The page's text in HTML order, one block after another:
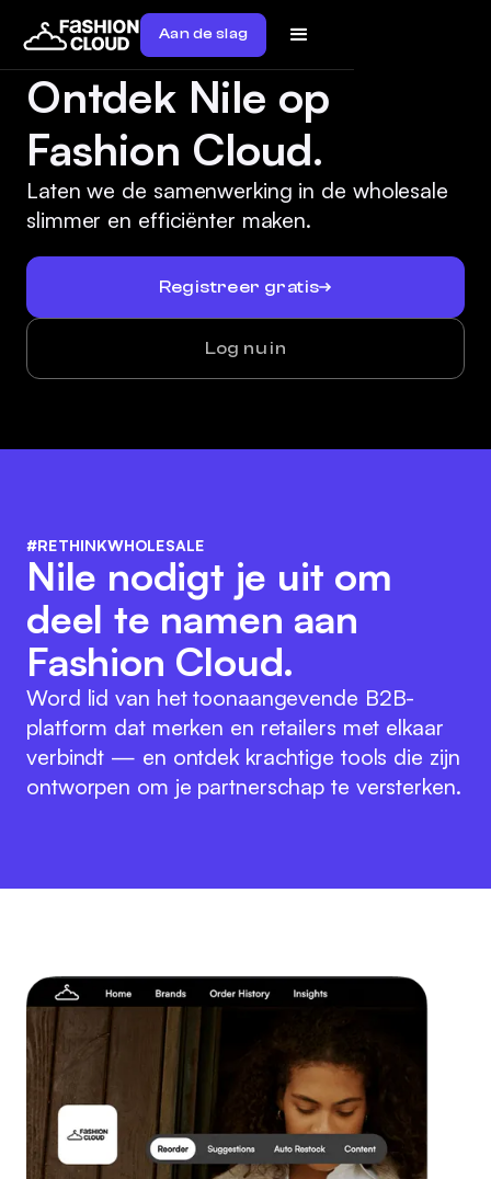
Aan de slag
Ontdek Nile op
Fashion Cloud.
Laten we de samenwerking in de wholesale
slimmer en efficiënter maken.
Registreer gratis
Log nu in
#RETHINKWHOLESALE
Nile nodigt je uit om
deel te namen aan
Fashion Cloud.
Word lid van het toonaangevende B2B-
platform dat merken en retailers met elkaar
verbindt — en ontdek krachtige tools die zijn
ontworpen om je partnerschap te versterken.